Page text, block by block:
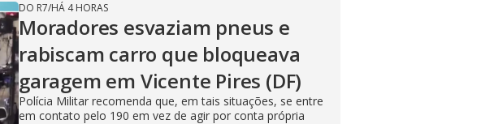
DO R7/HÁ 4 HORAS
Moradores esvaziam pneus e
rabiscam carro que bloqueava
garagem em Vicente Pires (DF)
Polícia Militar recomenda que, em tais situações, se entre
em contato pelo 190 em vez de agir por conta própria